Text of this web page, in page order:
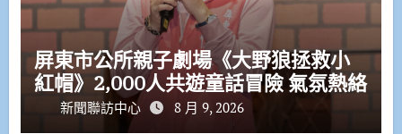
屏東市公所親子劇場《大野狼拯救小
紅帽》2,000人共遊童話冒險 氣氛熱絡
新聞聯訪中心 8 月 9, 2026